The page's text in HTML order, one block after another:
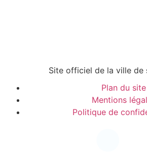
Site officiel de la ville de
Plan du site
Mentions
Politique de